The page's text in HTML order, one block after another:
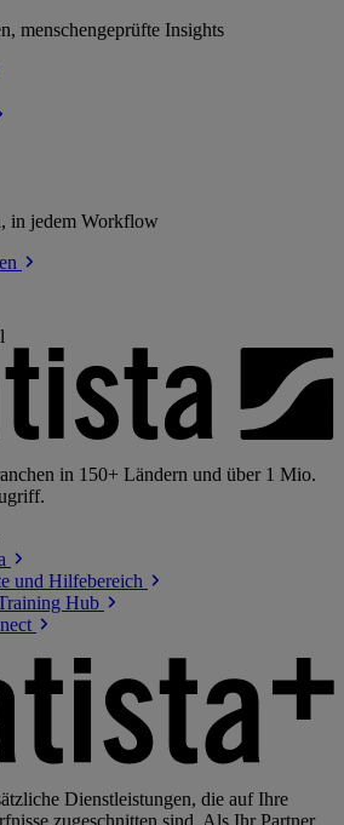
menschengeprüfte Insights
in jedem Workflow
in 150+ Ländern und über 1 Mio.
und Hilfebereich
Hub
Dienstleistungen, die auf Ihre
zugeschnitten sind. Als Ihr Partner